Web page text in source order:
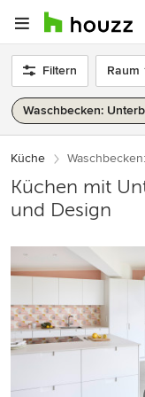
Filtern Raum
Waschbecken:
Küche
Küchen mit
und Design